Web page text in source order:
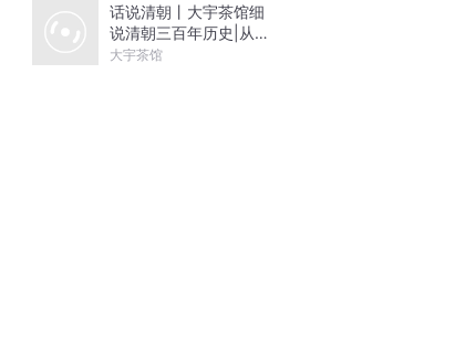
话说清朝丨大宇茶馆细
说清朝三百年历史|从努
尔哈赤到末代皇帝溥仪|
大宇茶馆